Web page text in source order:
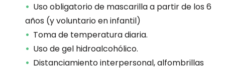
Uso obligatorio de mascarilla a partir de los 6
años (y voluntario en infantil)
Toma de temperatura diaria.
Uso de gel hidroalcohólico.
Distanciamiento interpersonal, alfombrillas